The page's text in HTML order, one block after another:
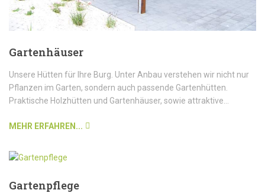
Gartenhäuser
Unsere Hütten für Ihre Burg. Unter Anbau verstehen wir nicht nur
Pflanzen im Garten, sondern auch passende Gartenhütten.
Praktische Holzhütten und Gartenhäuser, sowie attraktive...
MEHR ERFAHREN...
Gartenpflege